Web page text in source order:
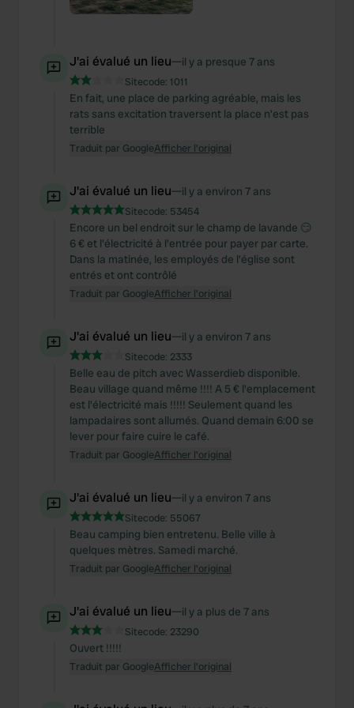
provided to them or that they’ve collected from your use
J'ai évalué un lieu—il y a presque 7 ans
Sitecode: 1011
En fait, une place de parking agréable, mais les
rats sans excitation traversent la place n’est pas
terrible
Traduit par GoogleAfficher l'original
J'ai évalué un lieu—il y a environ 7 ans
Sitecode: 53454
Encore un bel endroit sur le champ de lavande 😏
6 € et l'électricité à l'entrée pour payer par carte.
Dans la matinée, les employés de l'église sont
entrés et ont contrôlé
Traduit par GoogleAfficher l'original
J'ai évalué un lieu—il y a environ 7 ans
Sitecode: 2333
Belle eau de pitch avec Wasserdieb disponible.
Beau village quand même !!!! A 5 € l'emplacement
est l'électricité mais !!!!! Seulement quand les
lampadaires sont allumés. Quand demain 6:00 se
lever pour faire cuire le café.
Traduit par GoogleAfficher l'original
J'ai évalué un lieu—il y a environ 7 ans
Sitecode: 55067
Beau camping bien entretenu. Belle ville à
quelques mètres. Samedi marché.
Traduit par GoogleAfficher l'original
J'ai évalué un lieu—il y a plus de 7 ans
Sitecode: 23290
Ouvert !!!!!
Traduit par GoogleAfficher l'original